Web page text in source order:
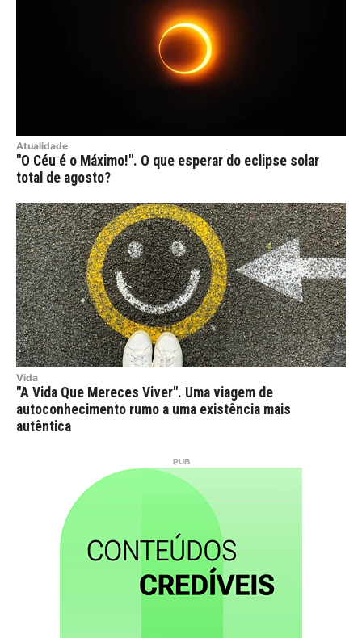
Atualidade
"O Céu é o Máximo!". O que esperar do eclipse solar
total de agosto?
Vida
"A Vida Que Mereces Viver". Uma viagem de
autoconhecimento rumo a uma existência mais
autêntica